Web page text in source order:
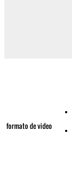
formato de video